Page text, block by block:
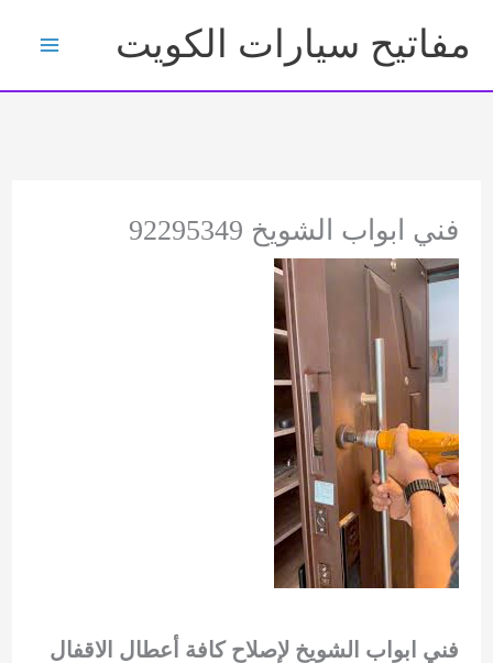
إلى
المحتوى
مفاتيح سيارات الكويت
فني ابواب الشويخ 92295349
فني ابواب الشويخ لإصلاح كافة أعطال الاقفال